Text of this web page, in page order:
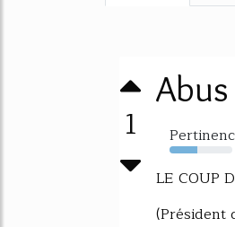
1
44%
LE COUP
(Président